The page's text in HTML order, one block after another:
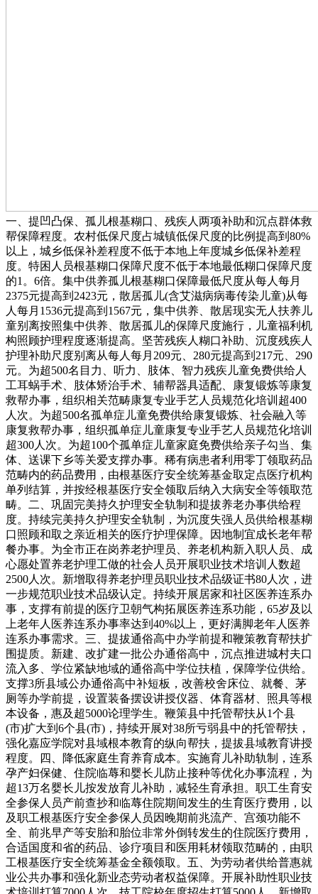
一、提凹凸保、孤儿根基糊口、残疾人两项补助和沉点群体救
帮保障程度。农村低保尺度占城镇低保尺度的比例提高到80%
以上，城乡低保补差程度不低于本地上年度城乡低保补差程
度。特困人员根基糊口保障尺度不低于本地最低糊口保障尺度
的1。6倍。集中供养孤儿根基糊口保障最低尺度从每人每月
2375元提高到2423元，散居孤儿(含艾滋病病毒传染儿童)从每
人每月1536元提高到1567元，集中供养、散居现实无人扶养儿
童别离按照集中供养、散居孤儿的保障尺度施行，儿童福利机
构照顾护理程度逐渐提高。坚苦残疾人糊口补助、沉度残疾人
护理补助尺度别离从每人每月209元、280元提高到217元、290
元。为超500名目力、听力、肢体、智力残疾儿童免费供给人
工耳蜗手术、肢体矫治手术、辅帮器具适配、康复锻炼等康复
救帮办事，组织相关范畴康复专业手艺人员规范化培训超400
人次。为超500名孤单症儿童免费供给康复锻炼、社会融入等
康复救帮办事，组织孤单症儿童康复专业手艺人员规范化培训
超300人次。为超100个孤单症儿童家庭免费供给亲子勾当、集
体、送课下乡等关爱支撑办事。稀有病患者利用零丁领取药品
范畴内的药品费用，由根基医疗安全统筹基金取定点医疗机构
单列结算，并按经根基医疗安全领取后纳入大病安全等领取范
畴。二、巩固完美持久护理安全轨制和提拔养老办事供给程
度。持续完美持久护理安全轨制，为沉度失强人员供给根基糊
口照顾和取之亲近相关的医疗护理保障。因地制宜成长老年帮
餐办事。为全市正在岗养老护理员、养老机构新入职人员、成
心愿处置养老护理工做的社会人员开展职业技术培训人数超
2500人次。新增取得养老护理员职业技术品级证书80人次，进
一步规范职业技术品级认定。持续开展居家和社区医养连系办
事，支撑有前提的医疗卫朝气构拓展医养连系功能，65岁及以
上老年人医养连系办事率达到40%以上，更好满脚老年人医养
连系办事需求。三、提拔通俗高中办学前提和鞭策教育帮扶扩
围提质。新建、改扩建一批公办通俗高中，沉点推进城村夫口
流入多、学位紧缺地域的通俗高中学位扶植，保障学位供给。
支撑3所县域公办通俗高中补短板，改善校舍床位、就餐、茅
厕等办学前提，设置装备摆设讲授仪器、体育器材、照具等根
本设备，惠及超5000论理学生。鞭策县中托管帮扶从1个县
(市)扩大到6个县(市)，持续开展对38所亏弱县中的托管帮扶，
强化嘉应学院对县域根本教育的纵向帮扶，提拔县域教育讲授
程度。四、降低家庭生育养育成本。实施育儿补助轨制，连系
孕产妇保健、住院临蓐和婴长儿防止接种等优化办事流程，为
超13万名婴长儿按发放育儿补助，减轻生育承担。职工生育安
全参保人员产前查抄和临蓐住院期间发生的生育医疗费用，以
及职工根基医疗安全参保人员因晚期前兆流产、宫颈功能不
全、前兆早产等安胎和胎位非常外倒转发生的住院医疗费用，
合适国度和省的药品、诊疗项目和医用耗材领取范畴的，由职
工根基医疗安全统筹基金全额领取。五、为劳动者供给普惠就
业公共办事和强化新业态劳动者权益保障。开展补助性职业技